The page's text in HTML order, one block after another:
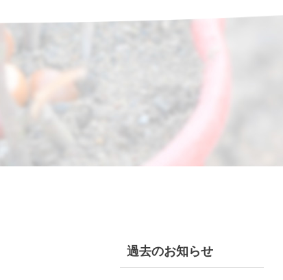
過去のお知らせ